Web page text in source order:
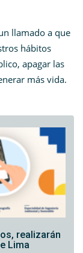
llamado a que
hábitos
apagar las
más vida.
realizarán
Lima